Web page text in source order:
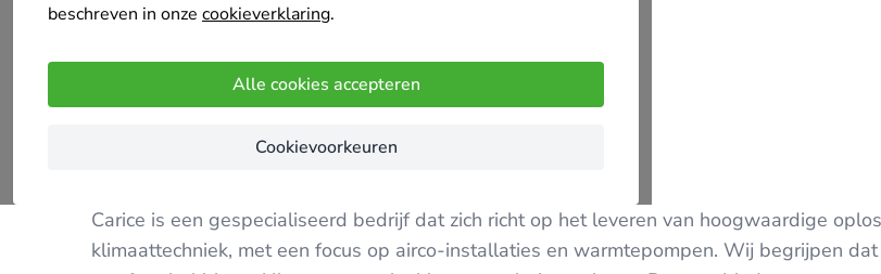
beschreven in onze cookieverklaring.
Alle cookies accepteren
Cookievoorkeuren
15 keer gekozen
(5 reviews)
Carice is een gespecialiseerd bedrijf dat zich richt op het leveren van hoogwaardige
klimaattechniek, met een focus op airco-installaties en warmtepompen. Wij begrijpen